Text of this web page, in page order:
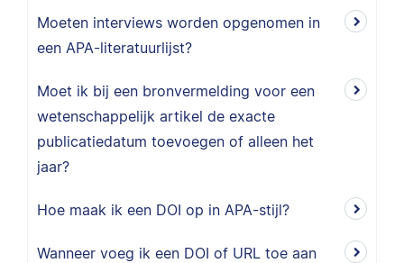
Moeten interviews worden opgenomen in
een APA-literatuurlijst?
Moet ik bij een bronvermelding voor een
wetenschappelijk artikel de exacte
publicatiedatum toevoegen of alleen het
jaar?
Hoe maak ik een DOI op in APA-stijl?
Wanneer voeg ik een DOI of URL toe aan